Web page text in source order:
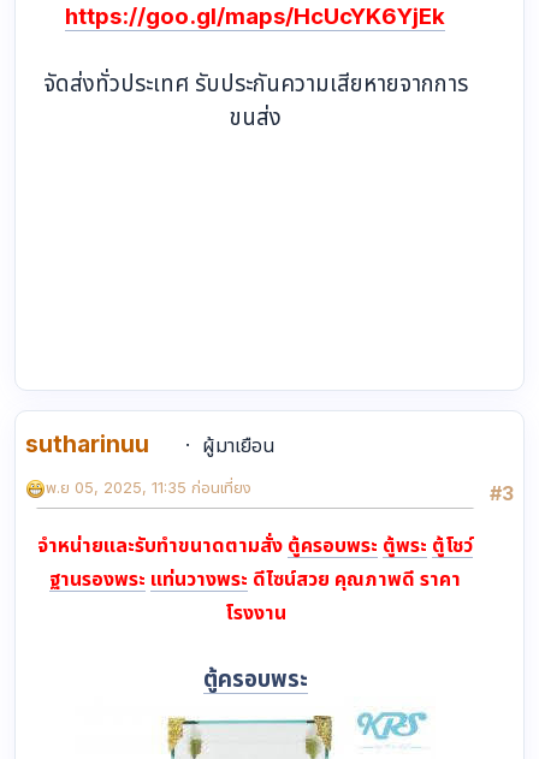
https://goo.gl/maps/HcUcYK6YjEk
จัดส่งทั่วประเทศ รับประกันความเสียหายจากการ
ขนส่ง
sutharinuu
ผู้มาเยือน
#3
พ.ย 05, 2025, 11:35 ก่อนเที่ยง
จำหน่ายและรับทำขนาดตามสั่ง ตู้ครอบพระ ตู้พระ ตู้โชว์
ฐานรองพระ แท่นวางพระ ดีไซน์สวย คุณภาพดี ราคา
โรงงาน
ตู้ครอบพระ